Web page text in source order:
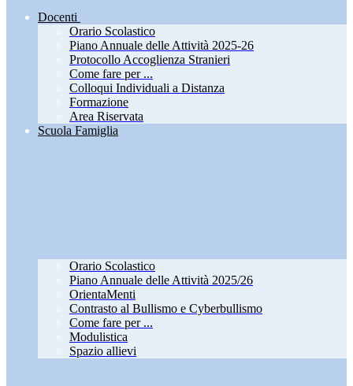
Docenti
Orario Scolastico
Piano Annuale delle Attività 2025-26
Protocollo Accoglienza Stranieri
Come fare per ...
Colloqui Individuali a Distanza
Formazione
Area Riservata
Scuola Famiglia
Orario Scolastico
Piano Annuale delle Attività 2025/26
OrientaMenti
Contrasto al Bullismo e Cyberbullismo
Come fare per ...
Modulistica
Spazio allievi